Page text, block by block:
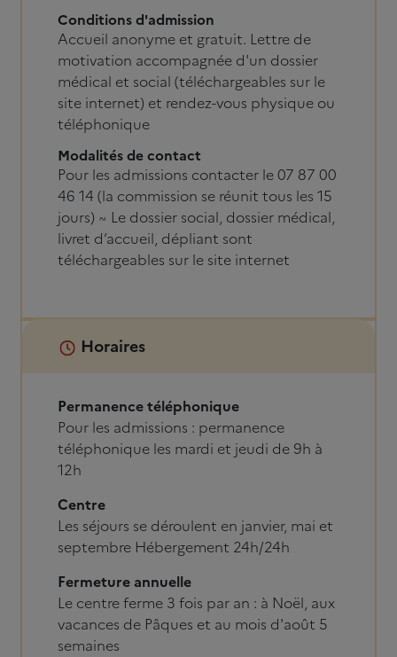
Conditions d'admission
Accueil anonyme et gratuit. Lettre de
motivation accompagnée d'un dossier
médical et social (téléchargeables sur le
site internet) et rendez-vous physique ou
téléphonique
Modalités de contact
Pour les admissions contacter le 07 87 00
46 14 (la commission se réunit tous les 15
jours) ~ Le dossier social, dossier médical,
livret d’accueil, dépliant sont
téléchargeables sur le site internet
Horaires
Permanence téléphonique
Pour les admissions : permanence
téléphonique les mardi et jeudi de 9h à
12h
Centre
Les séjours se déroulent en janvier, mai et
septembre Hébergement 24h/24h
Fermeture annuelle
Le centre ferme 3 fois par an : à Noël, aux
vacances de Pâques et au mois d'août 5
semaines